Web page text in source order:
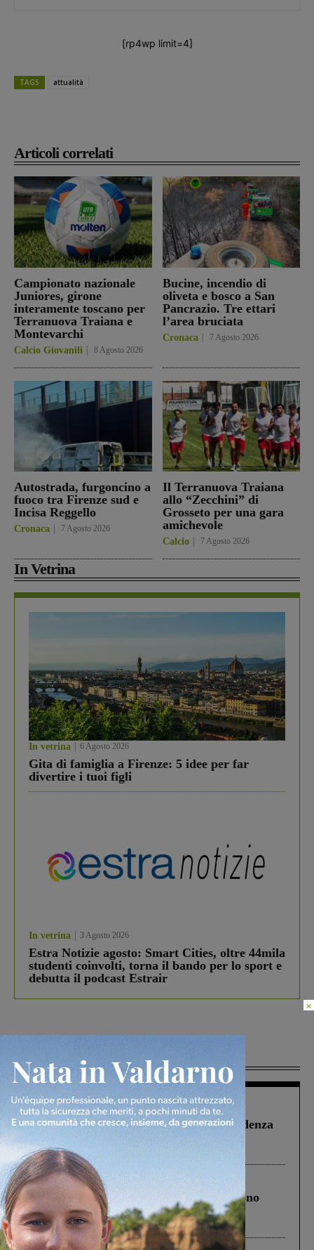
Articoli correlati
Campionato nazionale
Juniores, girone
interamente toscano per
Terranuova Traiana e
Montevarchi
Calcio Giovanili 8 Agosto 2026
Bucine, incendio di
oliveta e bosco a San
Pancrazio. Tre ettari
l’area bruciata
Cronaca 7 Agosto 2026
Autostrada, furgoncino a
fuoco tra Firenze sud e
Incisa Reggello
Cronaca 7 Agosto 2026
Il Terranuova Traiana
allo “Zecchini” di
Grosseto per una gara
amichevole
Calcio 7 Agosto 2026
In Vetrina
In vetrina 6 Agosto 2026
Gita di famiglia a Firenze: 5 idee per far
divertire i tuoi figli
In vetrina 3 Agosto 2026
Estra Notizie agosto: Smart Cities, oltre 44mila
studenti coinvolti, torna il bando per lo sport e
debutta il podcast Estrair
Più lette
Figline Incisa Valdarno 1 Agosto 2026
Piscina di Figline finanziata oltre la scadenza
Pnrr, il gruppo di Fratelli d’Italia: “Un
ringraziamento al Governo”
Cronaca 4 Agosto 2026
Un anno fa la strage in A1 in cui morirono
Gianni, Giulia e Franco. Lo schianto, il
processo, lo stop ai sorpassi fra tir....
[rp4wp limit=4]
TAGS attualità
×